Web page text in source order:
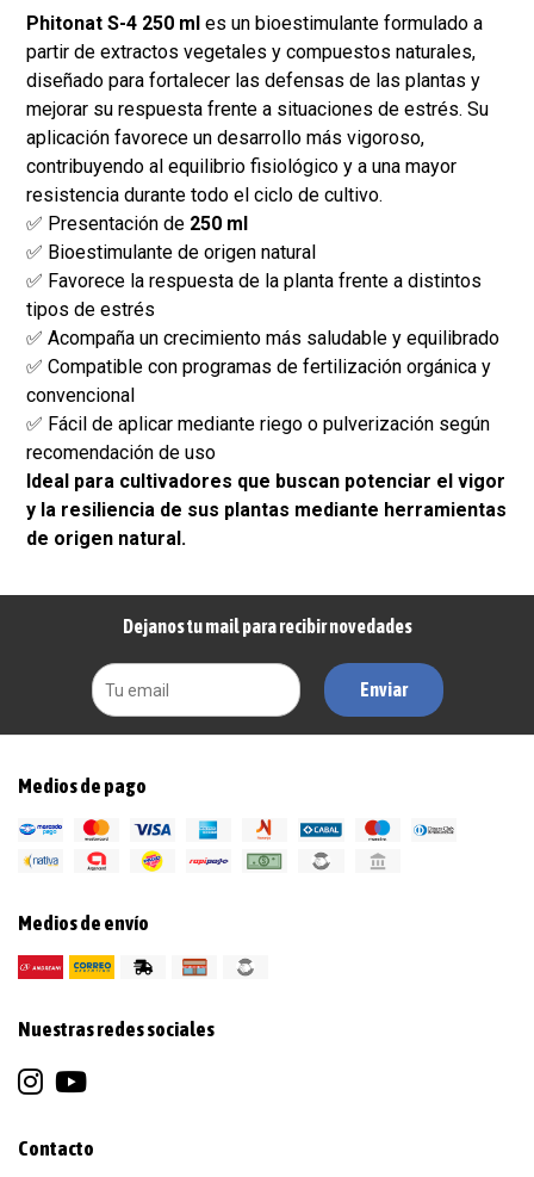
Phitonat S-4 250 ml es un bioestimulante formulado a
partir de extractos vegetales y compuestos naturales,
diseñado para fortalecer las defensas de las plantas y
mejorar su respuesta frente a situaciones de estrés. Su
aplicación favorece un desarrollo más vigoroso,
contribuyendo al equilibrio fisiológico y a una mayor
resistencia durante todo el ciclo de cultivo.
✅ Presentación de 250 ml
✅ Bioestimulante de origen natural
✅ Favorece la respuesta de la planta frente a distintos
tipos de estrés
✅ Acompaña un crecimiento más saludable y equilibrado
✅ Compatible con programas de fertilización orgánica y
convencional
✅ Fácil de aplicar mediante riego o pulverización según
recomendación de uso
Ideal para cultivadores que buscan potenciar el vigor
y la resiliencia de sus plantas mediante herramientas
de origen natural.
Dejanos tu mail para recibir novedades
Enviar
Medios de pago
Medios de envío
Nuestras redes sociales
Contacto